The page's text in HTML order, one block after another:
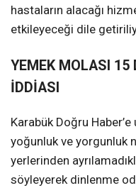
hastaların alacağı
etkileyeceği dile
YEMEK MOLASI 15
İDDİASI
Karabük Doğru Haber’e
yoğunluk ve yorgunluk
yerlerinden
söyleyerek dinlenme